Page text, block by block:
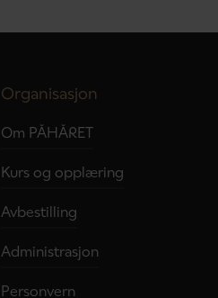
Organisasjon
Om PÅHÅRET
Kurs og opplæring
Avbestilling
Administrasjon
Personvern